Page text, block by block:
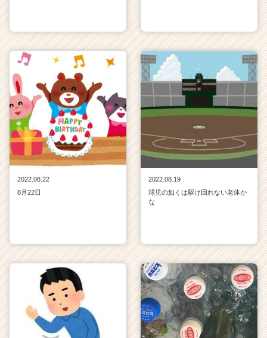
2022.08.22
8月22日
2022.08.19
球児の如くは駆け回れない老体か
な